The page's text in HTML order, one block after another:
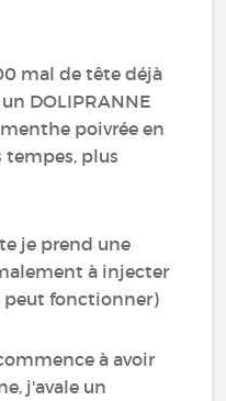
mal de tête déjà
DOLIPRANNE
poivrée en
tempes, plus
je prend une
à injecter
peut fonctionner)
à avoir
j'avale un